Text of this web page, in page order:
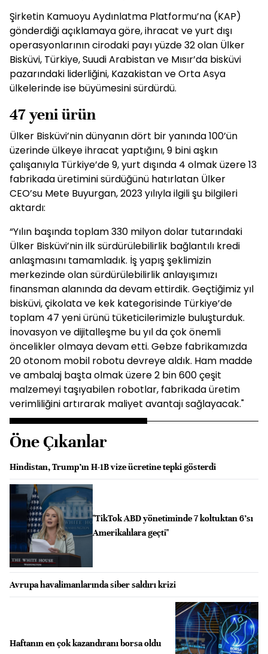
Şirketin Kamuoyu Aydınlatma Platformu’na (KAP)
gönderdiği açıklamaya göre, ihracat ve yurt dışı
operasyonlarının cirodaki payı yüzde 32 olan Ülker
Bisküvi, Türkiye, Suudi Arabistan ve Mısır’da bisküvi
pazarındaki liderliğini, Kazakistan ve Orta Asya
ülkelerinde ise büyümesini sürdürdü.
47 yeni ürün
Ülker Bisküvi’nin dünyanın dört bir yanında 100’ün
üzerinde ülkeye ihracat yaptığını, 9 bini aşkın
çalışanıyla Türkiye’de 9, yurt dışında 4 olmak üzere 13
fabrikada üretimini sürdüğünü hatırlatan Ülker
CEO’su Mete Buyurgan, 2023 yılıyla ilgili şu bilgileri
aktardı:
“Yılın başında toplam 330 milyon dolar tutarındaki
Ülker Bisküvi’nin ilk sürdürülebilirlik bağlantılı kredi
anlaşmasını tamamladık. İş yapış şeklimizin
merkezinde olan sürdürülebilirlik anlayışımızı
finansman alanında da devam ettirdik. Geçtiğimiz yıl
bisküvi, çikolata ve kek kategorisinde Türkiye’de
toplam 47 yeni ürünü tüketicilerimizle buluşturduk.
İnovasyon ve dijitalleşme bu yıl da çok önemli
öncelikler olmaya devam etti. Gebze fabrikamızda
20 otonom mobil robotu devreye aldık. Ham madde
ve ambalaj başta olmak üzere 2 bin 600 çeşit
malzemeyi taşıyabilen robotlar, fabrikada üretim
verimliliğini artırarak maliyet avantajı sağlayacak."
Öne Çıkanlar
Hindistan, Trump’ın H-1B vize ücretine tepki gösterdi
"TikTok ABD yönetiminde 7 koltuktan 6’sı
Amerikalılara geçti"
Avrupa havalimanlarında siber saldırı krizi
Haftanın en çok kazandıranı borsa oldu